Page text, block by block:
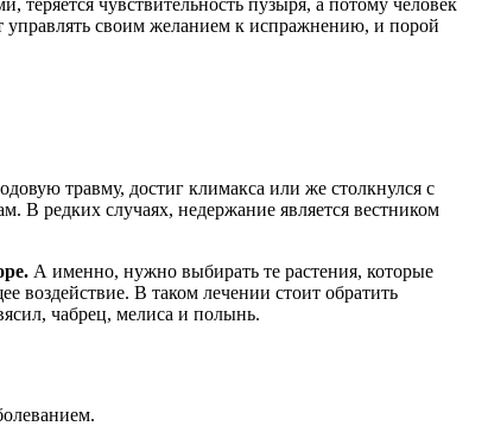
управлять своим желанием к испражнению, и порой
травму, достиг климакса или же столкнулся с
В редких случаях, недержание является вестником
А именно, нужно выбирать те растения, которые
воздействие. В таком лечении стоит обратить
чабрец, мелиса и полынь.